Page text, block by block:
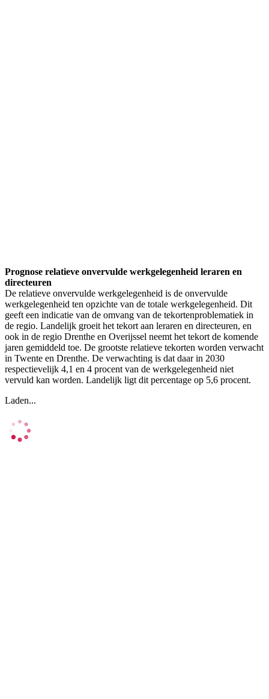
Prognose relatieve onvervulde werkgelegenheid leraren en
directeuren
De relatieve onvervulde werkgelegenheid is de onvervulde
werkgelegenheid ten opzichte van de totale werkgelegenheid. Dit
geeft een indicatie van de omvang van de tekortenproblematiek in
de regio. Landelijk groeit het tekort aan leraren en directeuren, en
ook in de regio Drenthe en Overijssel neemt het tekort de komende
jaren gemiddeld toe. De grootste relatieve tekorten worden verwacht
in Twente en Drenthe. De verwachting is dat daar in 2030
respectievelijk 4,1 en 4 procent van de werkgelegenheid niet
vervuld kan worden. Landelijk ligt dit percentage op 5,6 procent.
Laden...